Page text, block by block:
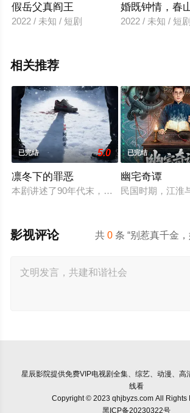
假岳父真阎王
2022 / 未知 / 短剧
婚既钟情，春
2022 / 未知 / 短剧
相关推荐
已完结 5.0
凛冬下的罪恶
本剧讲述了90年代末，怒河市刑侦支队在
已完结
幽宅奇谭
民国时期，江淮
共0 条 “别惹真千金
影视评论
星辰影院提供免费VIP电视剧全集、综艺、动漫、高
线看
Copyright © 2023 qhjbyzs.com All Rights
黑ICP备20230322号